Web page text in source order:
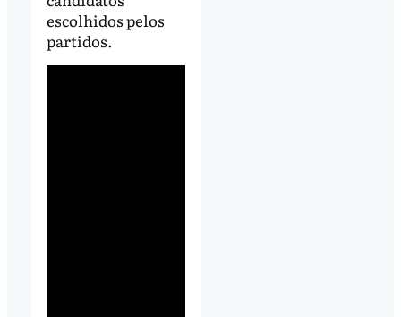
escolhidos pelos
partidos.